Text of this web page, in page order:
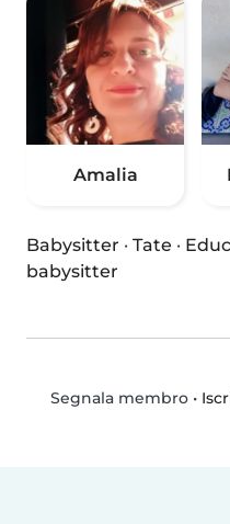
Amalia
Babysitter · Tate ·
babysitter
Segnala membro•